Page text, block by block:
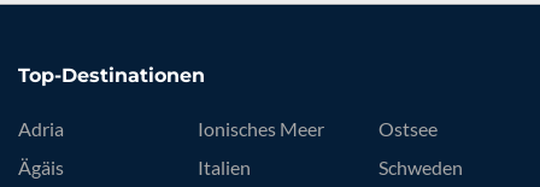
Top-Destinationen
Adria
Ägäis
Ionisches Meer
Italien
Ostsee
Schweden